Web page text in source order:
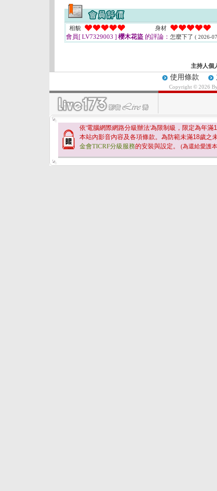
相貌 身材
會員[ LV7329003 ] 櫻木花盜 的評論： 怎麼下了 ( 2026-
主持人個
使用條款
Copyright © 2026
依'電腦網際網路分級辦法'為限制級，限定為年滿
本站內影音內容及各項條款。為防範未滿18歲之
金會TICRF分級服務的安裝與設定。 (為還給愛護